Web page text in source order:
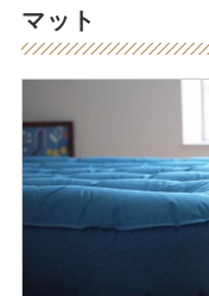
マット